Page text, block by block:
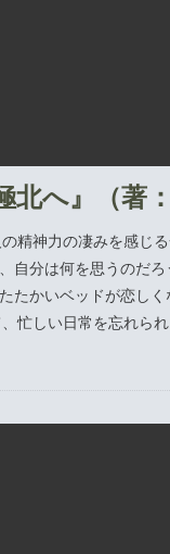
北へ』（著
精神力の凄みを感じ
自分は何を思うのだ
たかいベッドが恋し
忙しい日常を忘れら